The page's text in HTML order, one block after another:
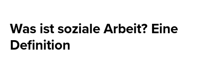
Was ist soziale Arbeit? Eine
Definition